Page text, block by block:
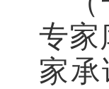
专家
家